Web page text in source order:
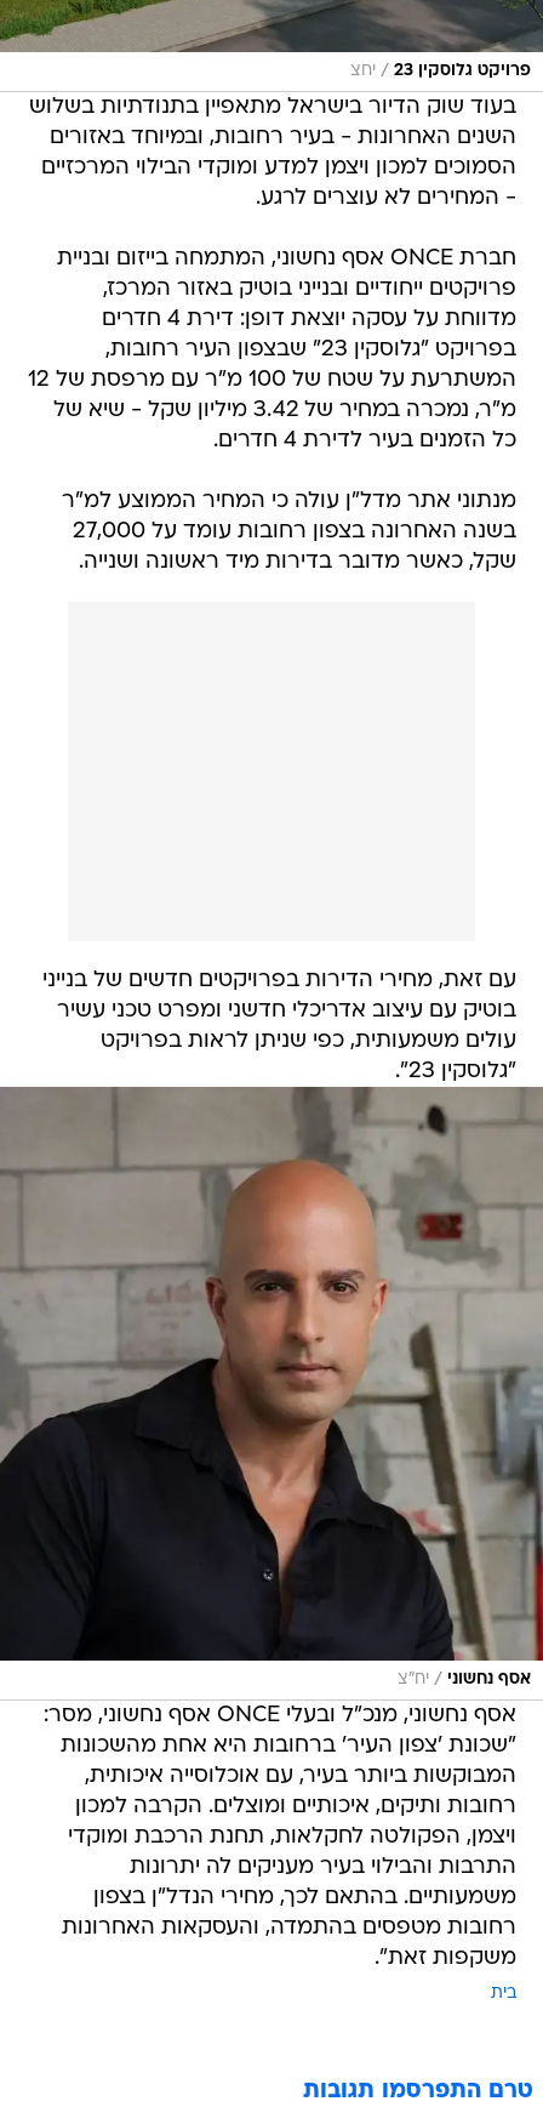
פרויקט גלוסקין 23 / יחצ
בעוד שוק הדיור בישראל מתאפיין בתנודתיות בשלוש
השנים האחרונות - בעיר רחובות, ובמיוחד באזורים
הסמוכים למכון ויצמן למדע ומוקדי הבילוי המרכזיים
- המחירים לא עוצרים לרגע.
חברת ONCE אסף נחשוני, המתמחה בייזום ובניית
פרויקטים ייחודיים ובנייני בוטיק באזור המרכז,
מדווחת על עסקה יוצאת דופן: דירת 4 חדרים
בפרויקט "גלוסקין 23" שבצפון העיר רחובות,
המשתרעת על שטח של 100 מ"ר עם מרפסת של 12
מ"ר, נמכרה במחיר של 3.42 מיליון שקל - שיא של
כל הזמנים בעיר לדירת 4 חדרים.
מנתוני אתר מדל"ן עולה כי המחיר הממוצע למ"ר
בשנה האחרונה בצפון רחובות עומד על 27,000
שקל, כאשר מדובר בדירות מיד ראשונה ושנייה.
עם זאת, מחירי הדירות בפרויקטים חדשים של בנייני
בוטיק עם עיצוב אדריכלי חדשני ומפרט טכני עשיר
עולים משמעותית, כפי שניתן לראות בפרויקט
"גלוסקין 23".
אסף נחשוני / יח"צ
אסף נחשוני, מנכ"ל ובעלי ONCE אסף נחשוני, מסר:
"שכונת 'צפון העיר' ברחובות היא אחת מהשכונות
המבוקשות ביותר בעיר, עם אוכלוסייה איכותית,
רחובות ותיקים, איכותיים ומוצלים. הקרבה למכון
ויצמן, הפקולטה לחקלאות, תחנת הרכבת ומוקדי
התרבות והבילוי בעיר מעניקים לה יתרונות
משמעותיים. בהתאם לכך, מחירי הנדל"ן בצפון
רחובות מטפסים בהתמדה, והעסקאות האחרונות
משקפות זאת".
בית
טרם התפרסמו תגובות